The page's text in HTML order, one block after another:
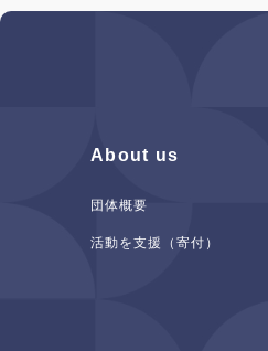
About us
団体概要
活動を支援（寄付）